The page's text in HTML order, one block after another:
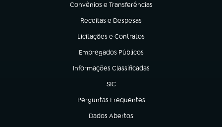
Convênios e Transferências
(abre em nova aba)
Receitas e Despesas
(abre em nova aba)
Licitações e Contratos
(abre em nova aba)
Empregados Públicos
(abre em nova aba)
Informações Classificadas
(abre em nova aba)
SIC
(abre em nova aba)
Perguntas Frequentes
(abre em nova aba)
Dados Abertos
(abre em nova aba)